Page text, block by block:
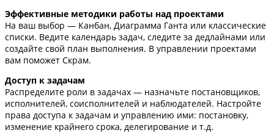
Эффективные методики работы над проектами
На ваш выбор — Канбан, Диаграмма Ганта или классические
списки. Ведите календарь задач, следите за дедлайнами или
создайте свой план выполнения. В управлении проектами
вам поможет Скрам.
Доступ к задачам
Распределите роли в задачах — назначьте постановщиков,
исполнителей, соисполнителей и наблюдателей. Настройте
права доступа к задачам и управлению ими: постановку,
изменение крайнего срока, делегирование и т.д.